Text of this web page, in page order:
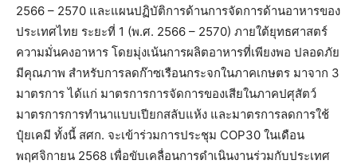
2566 – 2570 และแผนปฏิบัติการด้านการจัดการด้านอาหารของ
ประเทศไทย ระยะที่ 1 (พ.ศ. 2566 – 2570) ภายใต้ยุทธศาสตร์
ความมั่นคงอาหาร โดยมุ่งเน้นการผลิตอาหารที่เพียงพอ ปลอดภัย
มีคุณภาพ สำหรับการลดก๊าซเรือนกระจกในภาคเกษตร มาจาก 3
มาตรการ ได้แก่ มาตรการการจัดการของเสียในภาคปศุสัตว์
มาตรการการทำนาแบบเปียกสลับแห้ง และมาตรการลดการใช้
ปุ๋ยเคมี ทั้งนี้ สศก. จะเข้าร่วมการประชุม COP30 ในเดือน
พฤศจิกายน 2568 เพื่อขับเคลื่อนการดำเนินงานร่วมกับประเทศ